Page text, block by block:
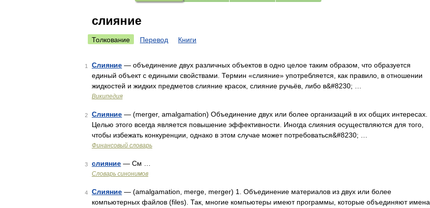
слияние
Толкование Перевод Книги
1 Слияние — объединение двух различных объектов в одно целое таким образом, что образуется
единый объект с едиными свойствами. Термин «слияние» употребляется, как правило, в отношении
жидкостей и жидких предметов слияние красок, слияние ручьёв, либо в&#8230; …
Википедия
2 Слияние — (merger, amalgamation) Объединение двух или более организаций в их общих интересах.
Целью этого всегда является повышение эффективности. Иногда слияния осуществляются для того,
чтобы избежать конкуренции, однако в этом случае может потребоваться&#8230; …
Финансовый словарь
3 слияние — См …
Словарь синонимов
4 Слияние — (amalgamation, merge, merger) 1. Объединение материалов из двух или более
компьютерных файлов (files). Так, многие компьютеры имеют программы, которые объединяют имена